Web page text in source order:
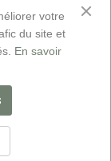
Up-Concept
votre
du site et
En savoir